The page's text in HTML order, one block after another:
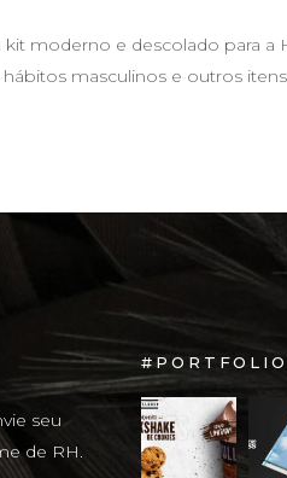
moderno e descolado para a
masculinos e outros
seu
de RH.
#PORTFOLIO